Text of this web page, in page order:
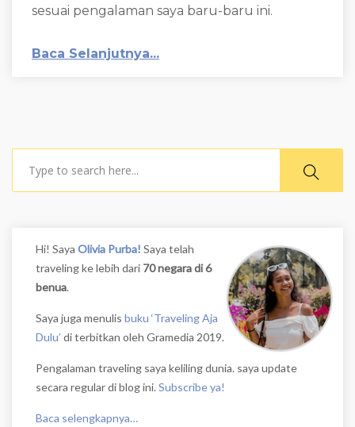
sesuai pengalaman saya baru-baru ini.
Baca Selanjutnya...
Hi! Saya Olivia Purba! Saya telah
traveling ke lebih dari 70 negara di 6
benua.
Saya juga menulis buku ‘Traveling Aja
Dulu’ di terbitkan oleh Gramedia 2019.
Pengalaman traveling saya keliling dunia. saya update
secara regular di blog ini. Subscribe ya!
Baca selengkapnya…